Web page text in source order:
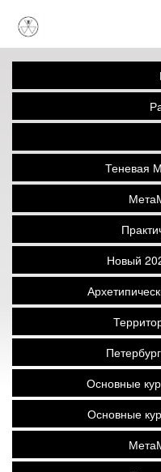
Теневая
Новый
Основные
Основные